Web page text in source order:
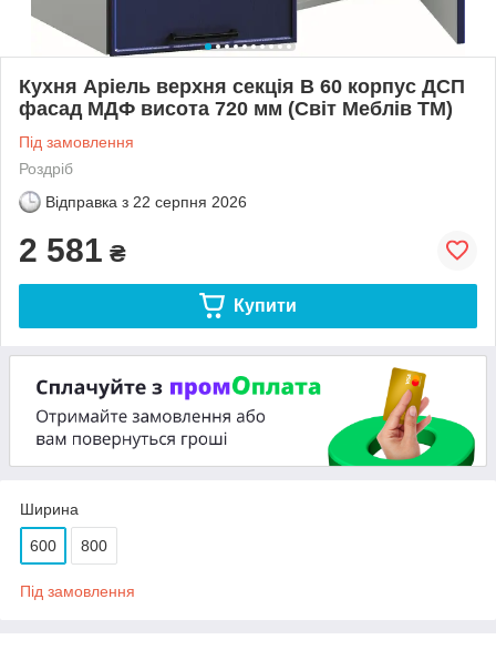
Кухня Аріель верхня секція В 60 корпус ДСП
фасад МДФ висота 720 мм (Світ Меблів ТМ)
Під замовлення
Роздріб
Відправка з 22 серпня 2026
2 581 ₴
Купити
Ширина
600 800
Під замовлення